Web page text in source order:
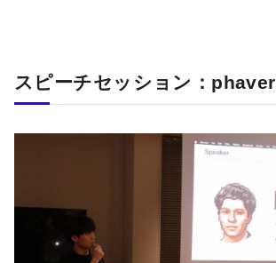
スピーチセッション：phaver